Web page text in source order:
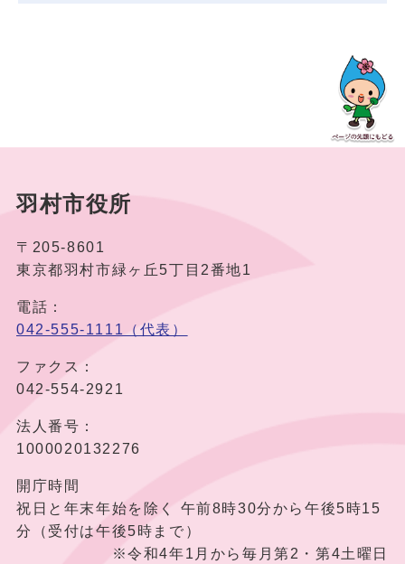
羽村市役所
〒205-8601
東京都羽村市緑ヶ丘5丁目2番地1
電話：
042-555-1111（代表）
ファクス：
042-554-2921
法人番号：
1000020132276
開庁時間
祝日と年末年始を除く 午前8時30分から午後5時15
分（受付は午後5時まで）
※令和4年1月から毎月第2・第4土曜日